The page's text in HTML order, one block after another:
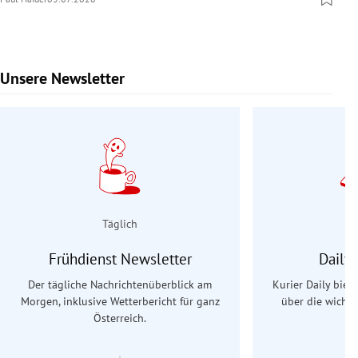
Unsere Newsletter
Slide 1 von 9
Täglich
Frühdienst Newsletter
Der tägliche Nachrichtenüberblick am
Morgen, inklusive Wetterbericht für ganz
Österreich.
Daily
Kurier Daily
über die